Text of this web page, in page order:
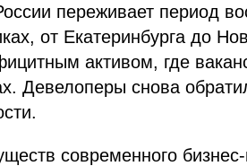
переживает период
от Екатеринбурга до
активом, где
Девелоперы снова
современного